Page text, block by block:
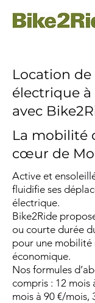
Location de
électrique
avec
La mobilité
cœur de
Active et
fluidifie ses
électrique.
Bike2Ride
ou courte durée
pour une mobilité
économique.
Nos formules
compris : 12 mois
mois à 90 €/mois,